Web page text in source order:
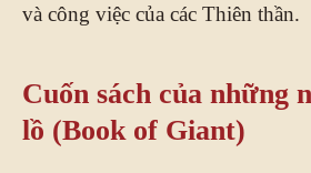
và công việc của các Thiên thần.
Cuốn sách của những
lồ (Book of Giant)